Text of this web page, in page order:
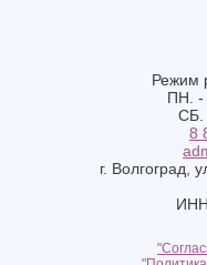
Режим
ПН. -
СБ.
8
г. Волгоград,